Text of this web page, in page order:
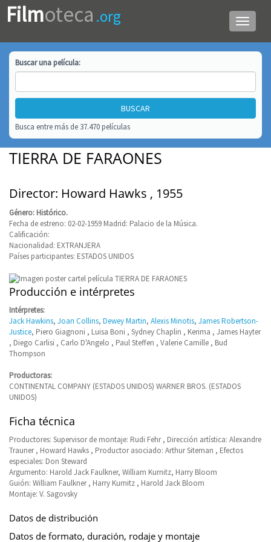
Menú
de
Filmoteca .org
Buscar unapelícula:
Busca entre más de 37.470 películas
TIERRA DE FARAONES
Director: Howard Hawks , 1955
Género: Histórico.
Fecha de estreno: 02-02-1959 Madrid: Palacio de la Música.
Calificación:
Nacionalidad: EXTRANJERA
Países participantes: ESTADOS UNIDOS
Producción e intérpretes
Intérpretes:
Jack Hawkins, Joan Collins, Dewey Martin, Alexis Minotis, James Robertson-
Justice, Piero Giagnoni , Luisa Boni , Sydney Chaplin , Kerima , James Hayter
, Diego Carlisi , Carlo D'Angelo , Paul Steffen , Valerie Camille , Bud
Thompson
Productoras:
CONTINENTAL COMPANY (ESTADOS UNIDOS) WARNER BROS. (ESTADOS
UNIDOS)
Ficha técnica
Productores: Supervisor de montaje: Rudi Fehr , Dirección artística: Alexandre
Trauner , Howard Hawks , Productor asociado: Arthur Siteman , Efectos
especiales: Don Steward
Argumento: Harold Jack Faulkner, William Kurnitz, Harry Bloom
Guión: William Faulkner , Harry Kurnitz , Harold Jack Bloom
Montaje: V. Sagovsky
Datos de distribución
Datos de formato, duración, rodaje y montaje